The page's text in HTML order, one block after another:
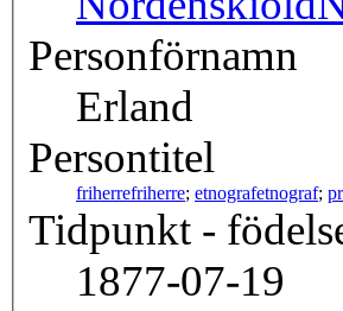
Personförnamn
Erland
Persontitel
friherrefriherre; etnografetnograf;
Tidpunkt -
1877-07-19